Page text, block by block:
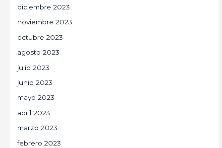
diciembre 2023
noviembre 2023
octubre 2023
agosto 2023
julio 2023
junio 2023
mayo 2023
abril 2023
marzo 2023
febrero 2023